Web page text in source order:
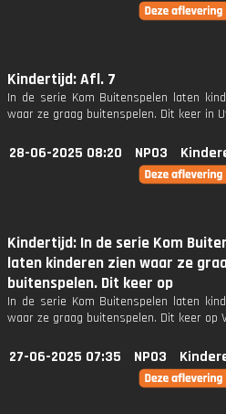
Kindertijd: Afl. 7
In de serie Kom Buitenspelen laten
waar ze graag buitenspelen. Dit keer in
28-06-2025 08:20 NPO3
Kindertijd: In de serie Kom
laten kinderen zien waar ze
buitenspelen. Dit keer op
In de serie Kom Buitenspelen laten
waar ze graag buitenspelen. Dit keer op
27-06-2025 07:35 NPO3